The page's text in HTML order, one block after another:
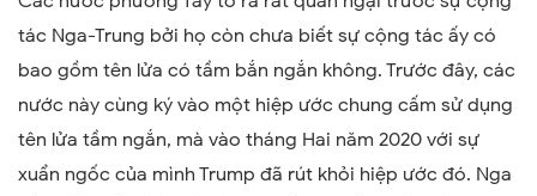
tác Nga-Trung bởi họ còn chưa biết sự cộng tác ấy có
bao gồm tên lửa có tầm bắn ngắn không. Trước đây, các
nước này cùng ký vào một hiệp ước chung cấm sử dụng
tên lửa tầm ngắn, mà vào tháng Hai năm 2020 với sự
xuẩn ngốc của mình Trump đã rút khỏi hiệp ước đó. Nga